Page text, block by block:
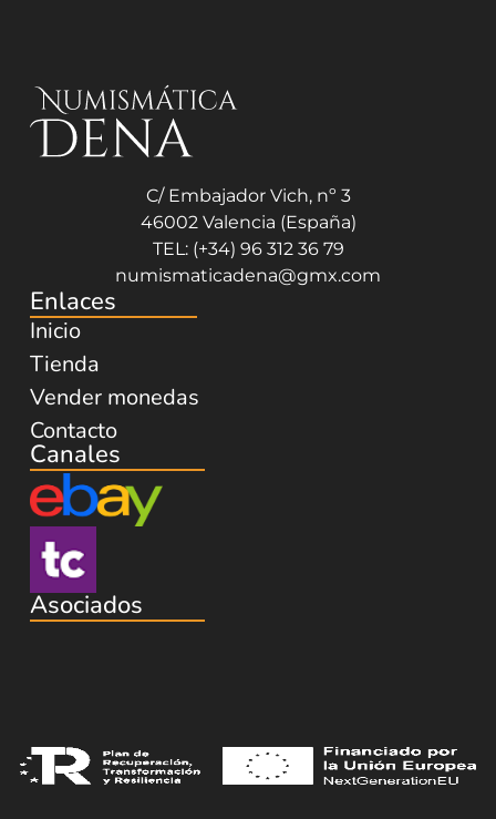
C/ Embajador Vich, nº 3
46002 Valencia (España)
TEL: (+34) 96 312 36 79
numismaticadena@gmx.com
Enlaces
Inicio
Tienda
Vender monedas
Contacto
Canales
Asociados